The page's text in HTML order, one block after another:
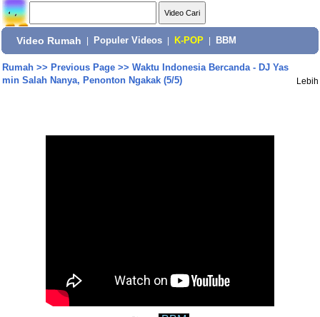
Video Rumah Populer Videos K-POP BBM
Rumah>> Previous Page>> Waktu Indonesia Bercanda - DJ Yas
min Salah Nanya, Penonton Ngakak (5/5)
Lebih